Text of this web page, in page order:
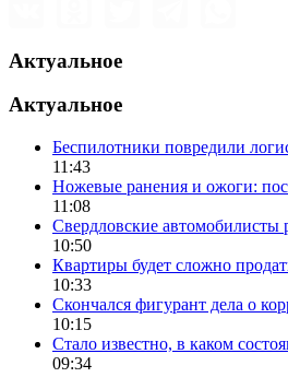
Актуальное
Актуальное
Беспилотники повредили
11:43
Ножевые ранения и ожоги:
11:08
Свердловские автомобилисты
10:50
Квартиры будет сложно
10:33
Скончался фигурант дела о
10:15
Стало известно, в каком
09:34